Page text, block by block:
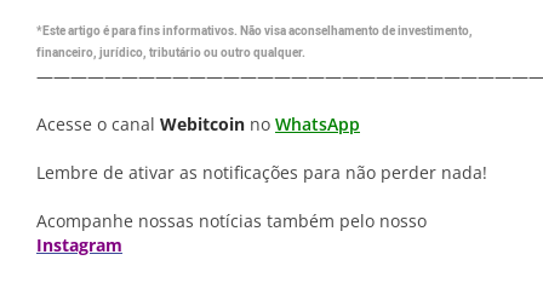
*Este artigo é para fins informativos. Não visa aconselhamento de investimento,
financeiro, jurídico, tributário ou outro qualquer.
Acesse o canal Webitcoin no WhatsApp
Lembre de ativar as notificações para não perder nada!
Acompanhe nossas notícias também pelo nosso
Instagram